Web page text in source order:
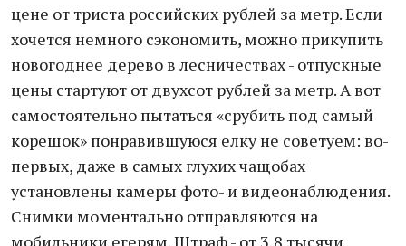
цене от триста российских рублей за метр. Если
хочется немного сэкономить, можно прикупить
новогоднее дерево в лесничествах - отпускные
цены стартуют от двухсот рублей за метр. А вот
самостоятельно пытаться «срубить под самый
корешок» понравившуюся елку не советуем: во-
первых, даже в самых глухих чащобах
установлены камеры фото- и видеонаблюдения.
Снимки моментально отправляются на
мобильники егерям. Штраф - от 3,8 тысячи